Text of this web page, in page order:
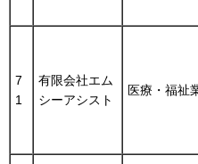
7
1
有限会社エム
シーアシスト
医療・福祉